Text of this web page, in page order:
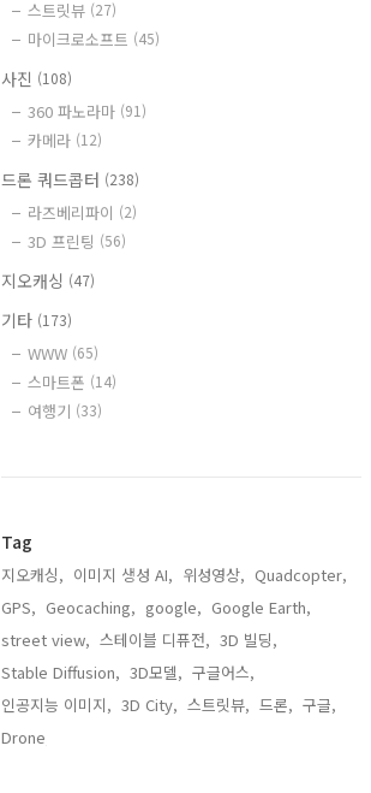
스트릿뷰 (27)
마이크로소프트 (45)
사진 (108)
360 파노라마 (91)
카메라 (12)
드론 쿼드콥터 (238)
라즈베리파이 (2)
3D 프린팅 (56)
지오캐싱 (47)
기타 (173)
WWW (65)
스마트폰 (14)
여행기 (33)
Tag
지오캐싱, 이미지 생성 AI, 위성영상, Quadcopter,
GPS, Geocaching, google, Google Earth,
street view, 스테이블 디퓨전, 3D 빌딩,
Stable Diffusion, 3D모델, 구글어스,
인공지능 이미지, 3D City, 스트릿뷰, 드론, 구글,
Drone,